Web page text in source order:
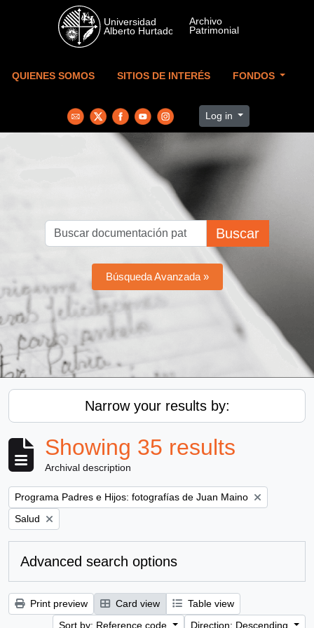
Skip to main content
QUIENES SOMOS SITIOS DE INTERÉS FONDOS
Log in
Buscar
Búsqueda Avanzada »
Narrow your results by:
Showing 35 results
Archival description
Remove filter:
Programa Padres e Hijos: fotografías de Juan Maino
Remove filter:
Salud
Advanced search options
Print preview Card view
Table view
Sort by: Reference code
Direction: Descending